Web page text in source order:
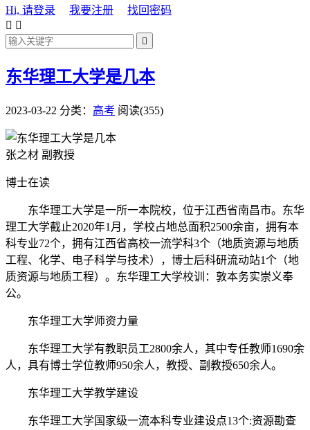
Hi, 请登录 我要注册
找回密码
 

东华理工大学是几本
2023-03-22 分类： 高考 阅读(355)
张之材 副教授
博士在读
东华理工大学是一所一本院校，位于江西省南昌市。东华
理工大学截止2020年1月，学校占地总面积2500余亩，拥有本
科专业72个，拥有江西省高校一流学科3个（地质资源与地质
工程、化学、电子科学与技术），博士后科研流动站1个（地
质资源与地质工程）。东华理工大学校训：敦本务实崇义奉
公。
东华理工大学师资力量
东华理工大学有教职员工2800余人，其中专任教师1690余
人，具有博士学位教师950余人，教授、副教授650余人。
东华理工大学教学建设
东华理工大学国家级一流本科专业建设点13个:资源勘查